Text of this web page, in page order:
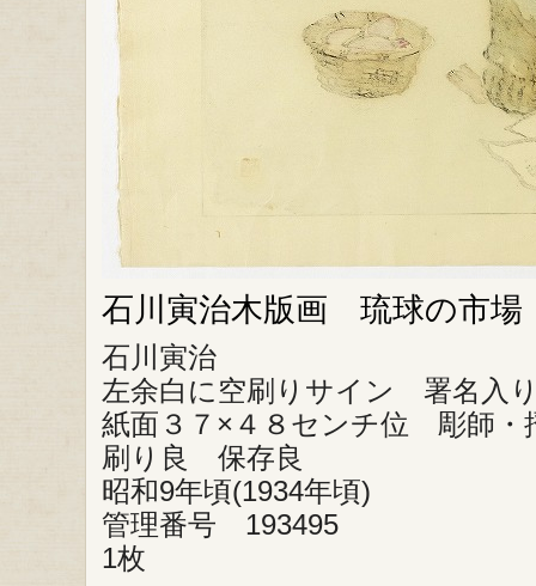
石川寅治木版画 琉球の市場
石川寅治
左余白に空刷りサイン 署名入
紙面３７×４８センチ位 彫師・
刷り良 保存良
昭和9年頃(1934年頃)
管理番号 193495
1枚